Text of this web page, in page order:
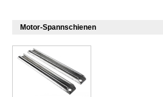
Motor-Spannschienen